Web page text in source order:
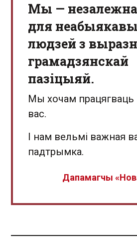
Мы —
для
людзей з
грамадзянскай
пазіцыяй.
Мы хочам працягваць
вас.
І нам вельмі важная
падтрымка.
Дапамагчы